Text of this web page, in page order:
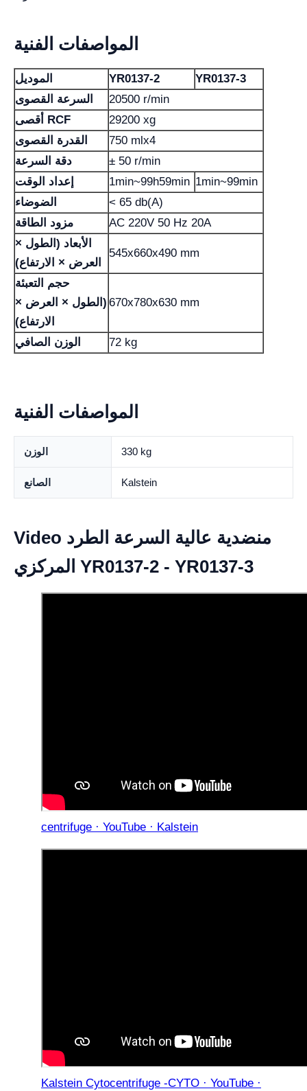
المواصفات الفنية
الموديل YR0137-2
YR0137-3
السرعة القصوى
20500 r/min
أقصى RCF
29200 xg
القدرة القصوى
750 mlx4
دقة السرعة
± 50 r/min
إعداد الوقت
1min~99h59min 1min~99min
الضوضاء
< 65 db(A)
مزود الطاقة
AC 220V 50 Hz 20A
الأبعاد (الطول ×
العرض × الارتفاع)
545x660x490 mm
حجم التعبئة
(الطول × العرض ×
الارتفاع)
670x780x630 mm
الوزن الصافي 72 kg
المواصفات الفنية
الوزن 330 kg
الصانع Kalstein
Video منضدية عالية السرعة الطرد
المركزي YR0137-2 - YR0137-3
centrifuge · YouTube · Kalstein
Kalstein Cytocentrifuge -CYTO · YouTube ·